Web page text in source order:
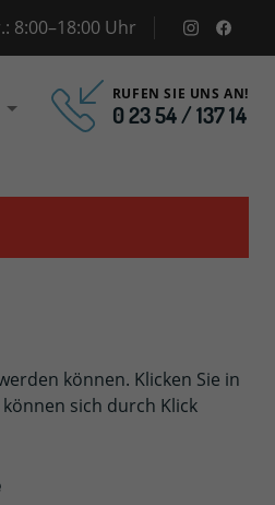
8:00–18:00 Uhr
instagram
RUFEN SIE UNS AN!
0 23 54 / 137 14
können. Klicken Sie in
sich durch Klick